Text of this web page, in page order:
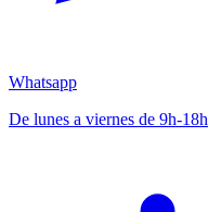
Whatsapp
De lunes a viernes de 9h-18h